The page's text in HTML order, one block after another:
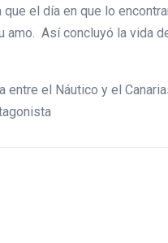
el día en que lo
Así concluyó la vida
el Náutico y el